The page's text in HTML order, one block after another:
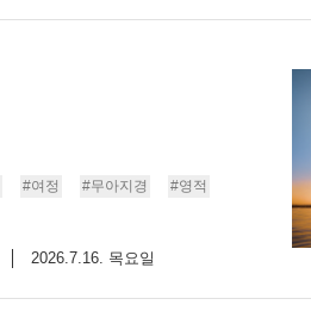
#여정 #무아지경
#영적
2026.7.16. 목요일